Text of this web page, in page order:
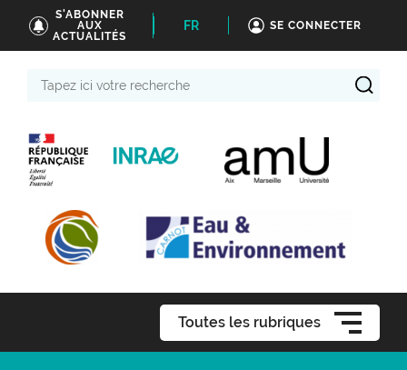
S'ABONNER
AUX
ACTUALITÉS
FR SE CONNECTER
Toutes les rubriques